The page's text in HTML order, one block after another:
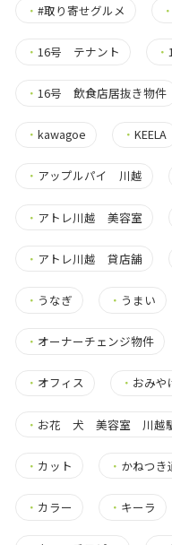
・ #取り寄せグルメ
・ 16号 テナント ・
・ 16号 飲食店居抜き物件
・ kawagoe ・KEELA
・ アップルパイ 川越
・ アトレ川越 美容室
・ アトレ川越 貸店舗
・ うなぎ ・ うまい
・ オーナーチェンジ物件
・ オフィス ・ おみや
・ お花 犬 美容室 川越
・ カット ・ かねつき
・ カラー ・ キーラ